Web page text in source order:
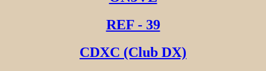
REF - 39
CDXC (Club DX)